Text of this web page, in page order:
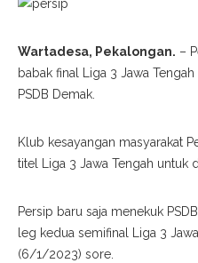
Wartadesa, Pekalongan. –
babak final Liga 3 Jawa
PSDB Demak.
Klub kesayangan masyarakat
titel Liga 3 Jawa Tengah untuk
Persip baru saja menekuk
leg kedua semifinal Liga 3
(6/1/2023) sore.